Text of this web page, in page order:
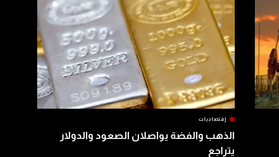
إقتصاديات
الذهب والفضة يواصلان الصعود والدولار
يتراجع